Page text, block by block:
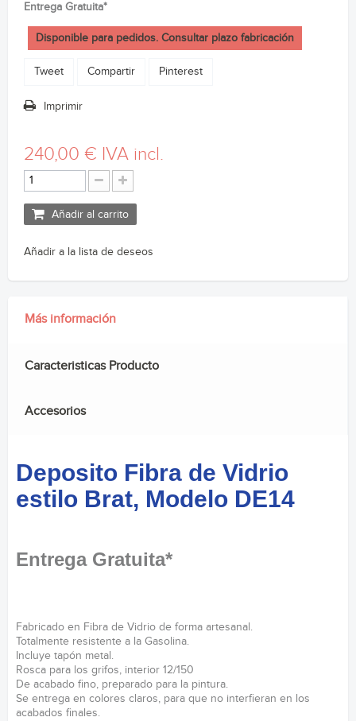
Entrega Gratuita*
Disponible para pedidos. Consultar plazo fabricación
Tweet Compartir Pinterest
Imprimir
240,00 € IVA incl.
Añadir al carrito
Añadir a la lista de deseos
Más información
Caracteristicas Producto
Accesorios
Deposito Fibra de Vidrio
estilo Brat, Modelo DE14
Entrega Gratuita*
Fabricado en Fibra de Vidrio de forma artesanal.
Totalmente resistente a la Gasolina.
Incluye tapón metal.
Rosca para los grifos, interior 12/150
De acabado fino, preparado para la pintura.
Se entrega en colores claros, para que no interfieran en los
acabados finales.